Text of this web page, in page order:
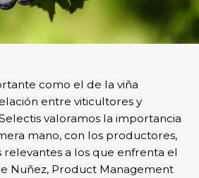
como el de la viña
entre viticultores y
valoramos la importancia
mano, con los productores,
a los que enfrenta el
Nuñez, Product Management